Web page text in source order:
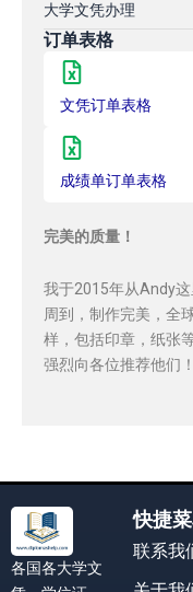
大学文凭办理
订单表格
文凭订单表格
成绩单订单表格
完美的质量！
我于2015年从Andy
周到，制作完美，全
样，包括印章，纸张
强烈向各位推荐他们！
各国各大学文
快捷
联系我